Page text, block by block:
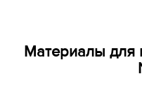
Материалы для